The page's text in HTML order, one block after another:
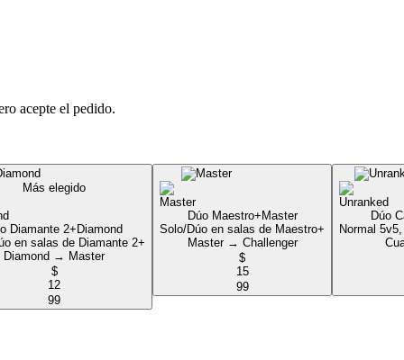
acepte el pedido.
Más elegido
Diamante 2+ Diamond
en salas de Diamante 2+
Diamond → Master
$
12
99
Dúo Maestro+ Master
Solo/Dúo en salas de Maestro+
Master → Challenger
$
15
99
Dúo
Normal